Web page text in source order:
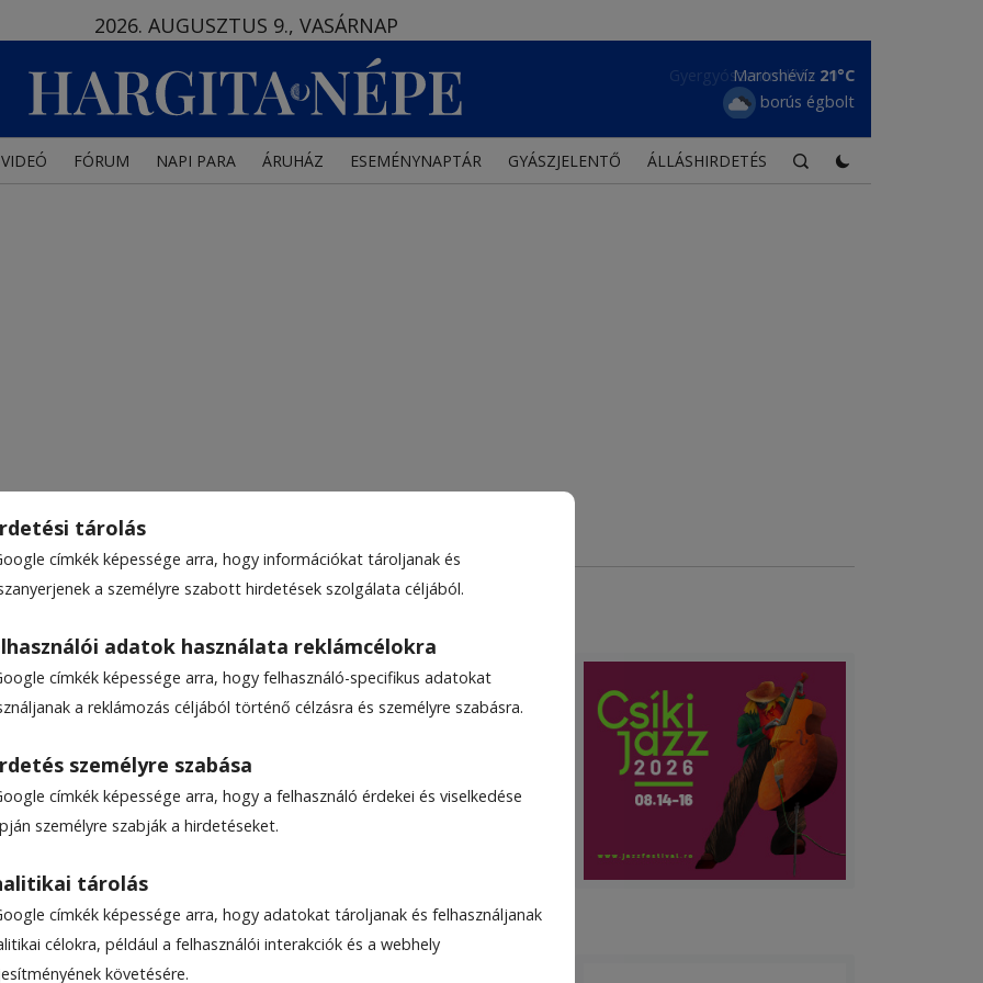
tárolás
címkék képessége arra, hogy információkat tároljanak és
a személyre szabott hirdetések szolgálata céljából.
adatok használata reklámcélokra
címkék képessége arra, hogy felhasználó-specifikus adatokat
a reklámozás céljából történő célzásra és személyre szabásra.
személyre szabása
címkék képessége arra, hogy a felhasználó érdekei és viselkedése
személyre szabják a hirdetéseket.
tárolás
címkék képessége arra, hogy adatokat tároljanak és felhasználjanak
célokra, például a felhasználói interakciók és a webhely
követésére.
2026. AUGUSZTUS 9., VASÁRNAP
Maroshévíz 21°C
borús égbolt
VIDEÓ FÓRUM NAPI PARA ÁRUHÁZ ESEMÉNYNAPTÁR GYÁSZJELENTŐ ÁLLÁSHIRDETÉS
szárnyban lévő irodák
polgármesteri hivatal
bérelt irodákba költöznek hamarosan a
Hivatalának szakosztályai – az erre
hétfőn soron kívüli tanácsülésen hagyta jóvá az